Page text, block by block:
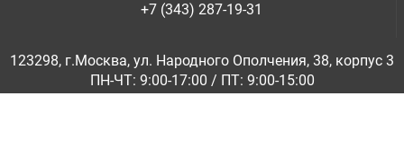
+7 (343) 287-19-31
123298, г.Москва, ул. Народного Ополчения, 38, корпус 3
ПН-ЧТ: 9:00-17:00 / ПТ: 9:00-15:00